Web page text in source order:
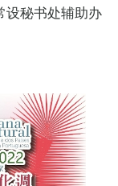
设秘书处辅助办